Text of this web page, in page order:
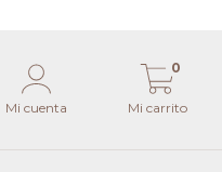
Mi cuenta Mi carrito
0